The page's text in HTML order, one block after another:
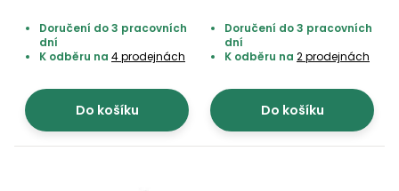
Doručení do 3 pracovních
dní
K odběru na 4 prodejnách
Do košíku
Doručení do 3 pracovních
dní
K odběru na 2 prodejnách
Do košíku